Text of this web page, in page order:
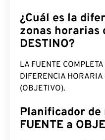
¿Cuál es la
zonas horarias
DESTINO?
LA FUENTE
DIFERENCIA
(OBJETIVO).
Planificador de
FUENTE a